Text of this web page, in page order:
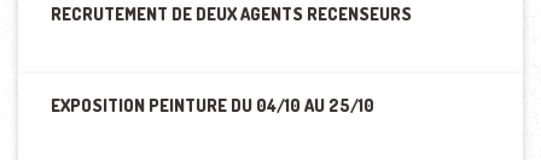
RECRUTEMENT DE DEUX AGENTS RECENSEURS
EXPOSITION PEINTURE DU 04/10 AU 25/10